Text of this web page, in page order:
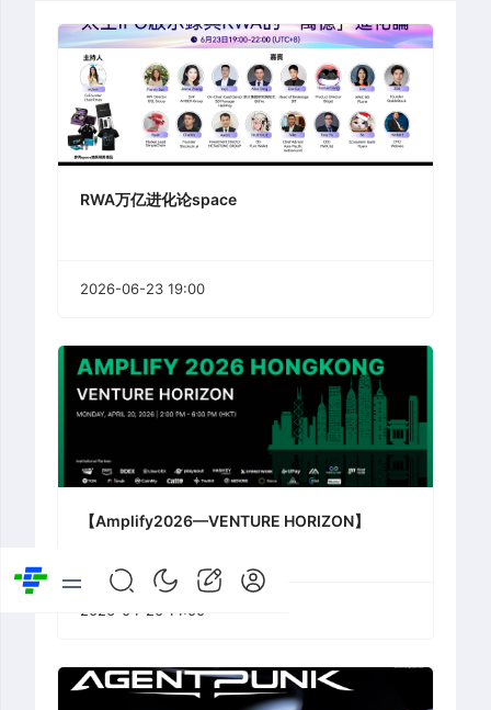
RWA万亿进化论space
2026-06-23 19:00
【Amplify2026—VENTURE HORIZON】
2026-04-20 14:00